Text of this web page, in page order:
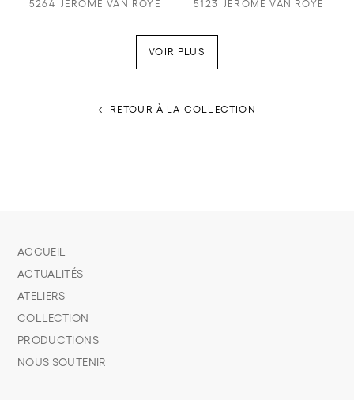
5264 JÉRÔME VAN ROYE 5123 JÉRÔME VAN ROYE
VOIR PLUS
← RETOUR À LA COLLECTION
ACCUEIL
ACTUALITÉS
ATELIERS
COLLECTION
PRODUCTIONS
NOUS SOUTENIR